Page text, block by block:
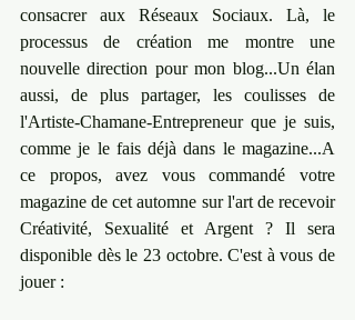
consacrer aux Réseaux Sociaux. Là, le
processus de création me montre une
nouvelle direction pour mon blog...Un élan
aussi, de plus partager, les coulisses de
l'Artiste-Chamane-Entrepreneur que je suis,
comme je le fais déjà dans le magazine...A
ce propos, avez vous commandé votre
magazine de cet automne sur l'art de recevoir
Créativité, Sexualité et Argent ? Il sera
disponible dès le 23 octobre. C'est à vous de
jouer :